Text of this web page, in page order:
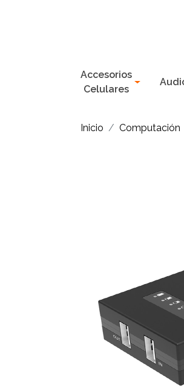
Accesorios
Celulares
Inicio Computación